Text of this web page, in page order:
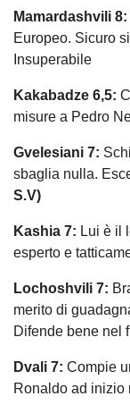
Mamardashvili 8:
Europeo. Sicuro
Insuperabile
Kakabadze 6,5:
misure a Pedro
Gvelesiani 7:
sbaglia nulla.
S.V)
Kashia 7: Lui è il
esperto e
Lochoshvili 7:
merito di
Difende bene nel
Dvali 7: Compie
Ronaldo ad inizio